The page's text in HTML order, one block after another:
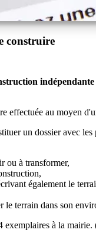
construire
effectuée au moyen
un dossier avec les
ou à transformer,
également le
le terrain dans son
à la